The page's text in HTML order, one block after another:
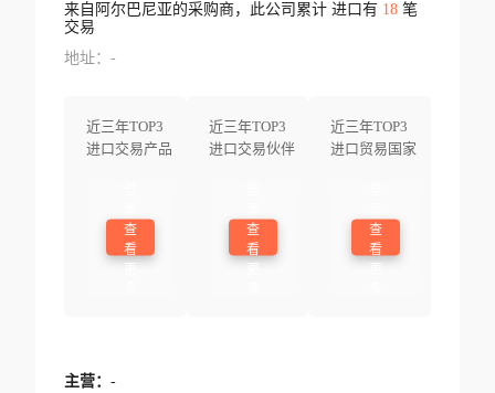
来自阿尔巴尼亚的采购商，此公司累计 进口有 18笔
交易
地址：-
近三年TOP3
进口交易产品
查
看
近三年TOP3
进口交易伙伴
查
看
近三年TOP3
进口贸易国家
查
看
主营： -